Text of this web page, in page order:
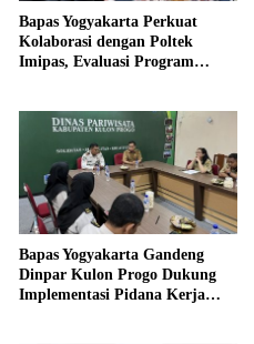
Bapas Yogyakarta Perkuat
Kolaborasi dengan Poltek
Imipas, Evaluasi Program
Bapas Yogyakarta Gandeng
Dinpar Kulon Progo Dukung
Implementasi Pidana Kerja